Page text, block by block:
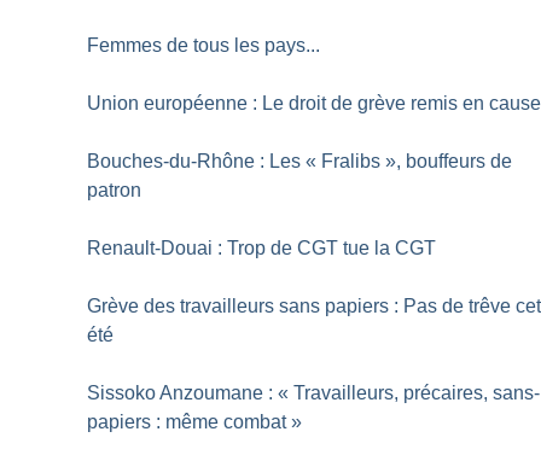
Femmes de tous les pays...
Union européenne : Le droit de grève remis en cause
Bouches-du-Rhône : Les « Fralibs », bouffeurs de
patron
Renault-Douai : Trop de CGT tue la CGT
Grève des travailleurs sans papiers : Pas de trêve cet
été
Sissoko Anzoumane : « Travailleurs, précaires, sans-
papiers : même combat »